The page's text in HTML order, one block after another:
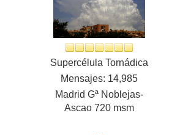
Supercélula Tornádica
Mensajes: 14,985
Madrid Gª Noblejas-
Ascao 720 msm